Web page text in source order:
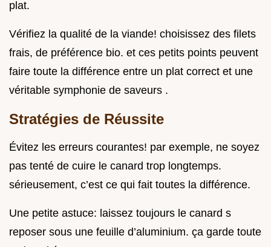
plat.
Vérifiez la qualité de la viande! choisissez des filets
frais, de préférence bio. et ces petits points peuvent
faire toute la différence entre un plat correct et une
véritable symphonie de saveurs .
Stratégies de Réussite
Évitez les erreurs courantes! par exemple, ne soyez
pas tenté de cuire le canard trop longtemps.
sérieusement, c’est ce qui fait toutes la différence.
Une petite astuce: laissez toujours le canard s
reposer sous une feuille d’aluminium. ça garde toute